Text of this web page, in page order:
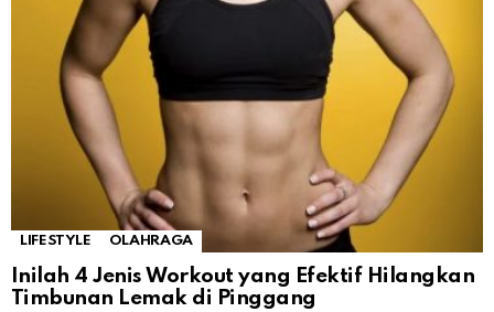
LIFESTYLE OLAHRAGA
Inilah 4 Jenis Workout yang Efektif Hilangkan
Timbunan Lemak di Pinggang